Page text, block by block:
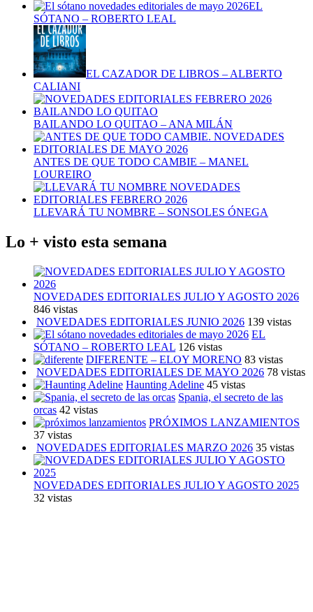
EL
SÓTANO – ROBERTO LEAL
EL CAZADOR DE LIBROS – ALBERTO
CALIANI
BAILANDO LO QUITAO – ANA MILÁN
ANTES DE QUE TODO CAMBIE – MANEL
LOUREIRO
LLEVARÁ TU NOMBRE – SONSOLES ÓNEGA
Lo + visto esta semana
NOVEDADES EDITORIALES JULIO Y AGOSTO 2026
846 vistas
NOVEDADES EDITORIALES JUNIO 2026 139 vistas
EL
SÓTANO – ROBERTO LEAL 126 vistas
DIFERENTE – ELOY MORENO 83 vistas
NOVEDADES EDITORIALES DE MAYO 2026 78 vistas
Haunting Adeline 45 vistas
Spania, el secreto de las
orcas 42 vistas
PRÓXIMOS LANZAMIENTOS
37 vistas
NOVEDADES EDITORIALES MARZO 2026 35 vistas
NOVEDADES EDITORIALES JULIO Y AGOSTO 2025
32 vistas